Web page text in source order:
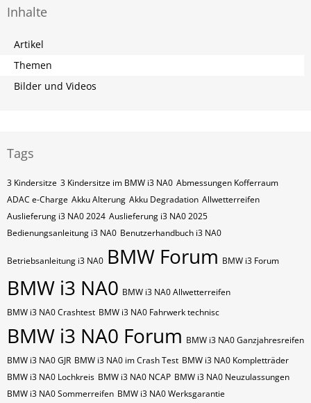
Inhalte
Artikel
Themen
Bilder und Videos
Tags
3 Kindersitze 3 Kindersitze im BMW i3 NA0 Abmessungen Kofferraum
ADAC e-Charge Akku Alterung Akku Degradation Allwetterreifen
Auslieferung i3 NA0 2024 Auslieferung i3 NA0 2025
Bedienungsanleitung i3 NA0 Benutzerhandbuch i3 NA0
Betriebsanleitung i3 NA0 BMW Forum BMW i3 Forum
BMW i3 NA0 BMW i3 NA0 Allwetterreifen
BMW i3 NA0 Crashtest BMW i3 NA0 Fahrwerk technisc
BMW i3 NA0 Forum BMW i3 NA0 Ganzjahresreifen
BMW i3 NA0 GJR BMW i3 NA0 im Crash Test BMW i3 NA0 Kompletträder
BMW i3 NA0 Lochkreis BMW i3 NA0 NCAP BMW i3 NA0 Neuzulassungen
BMW i3 NA0 Sommerreifen BMW i3 NA0 Werksgarantie